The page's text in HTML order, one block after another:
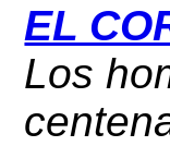
EL
Los